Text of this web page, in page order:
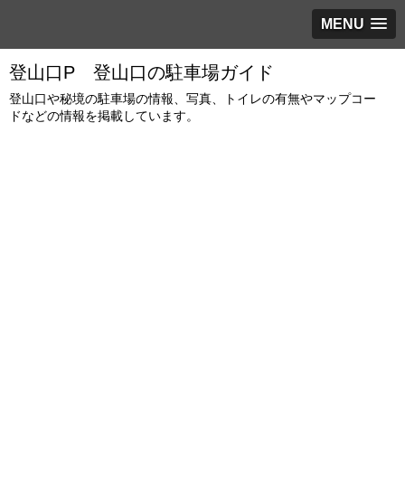
MENU
登山口P 登山口の駐車場ガイド
登山口や秘境の駐車場の情報、写真、トイレの有無やマップコー
ドなどの情報を掲載しています。